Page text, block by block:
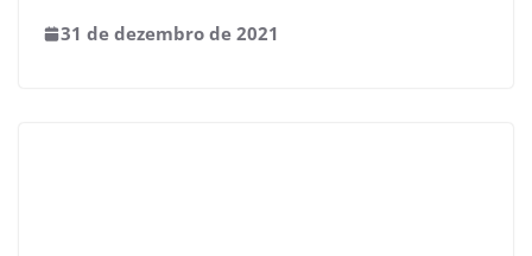
31 de dezembro de 2021